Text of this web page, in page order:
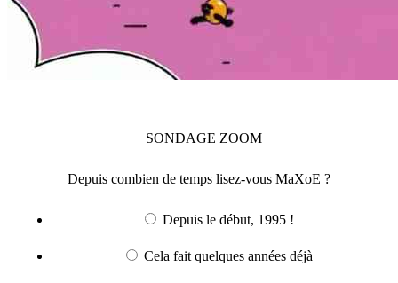
SONDAGE ZOOM
Depuis combien de temps lisez-vous MaXoE ?
Depuis le début, 1995 !
Cela fait quelques années déjà